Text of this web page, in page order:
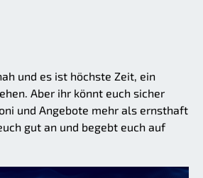
und es ist höchste Zeit, ein
Aber ihr könnt euch sicher
und Angebote mehr als ernsthaft
gut an und begebt euch auf